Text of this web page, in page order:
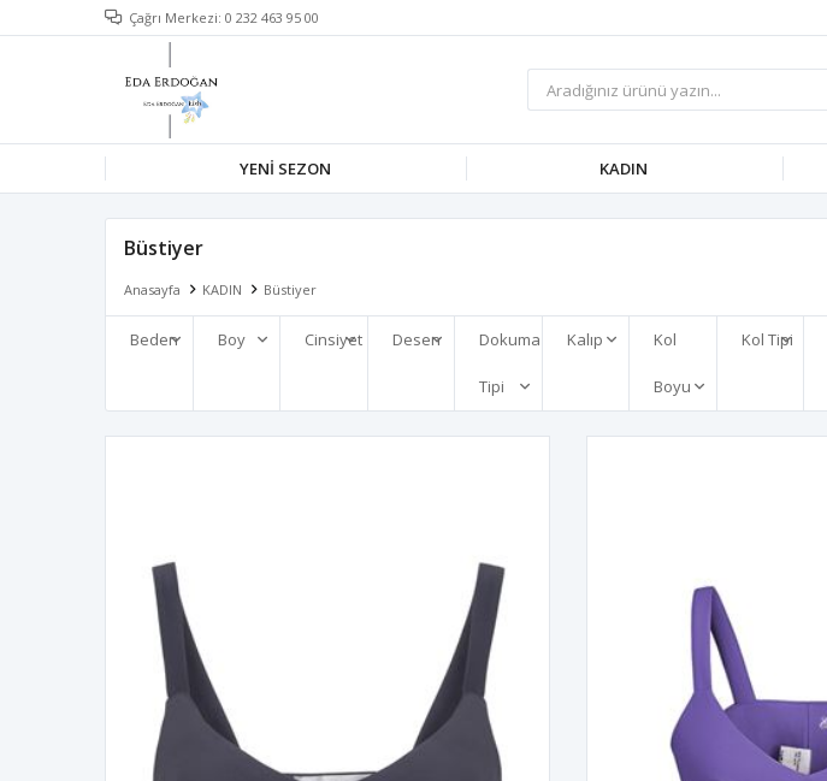
Çağrı Merkezi: 0 232 463 95 00
YENİ SEZON KADIN
Büstiyer
Anasayfa KADIN Büstiyer
Beden Boy Cinsiyet Desen Dokuma
Tipi
Kalıp Kol
Boyu
Kol Tipi